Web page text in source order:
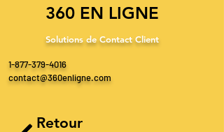
360 EN LIGNE
Solutions de Contact Client
1-877-379-4016
contact@360enligne.com
Retour